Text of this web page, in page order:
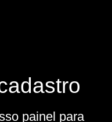
painel para